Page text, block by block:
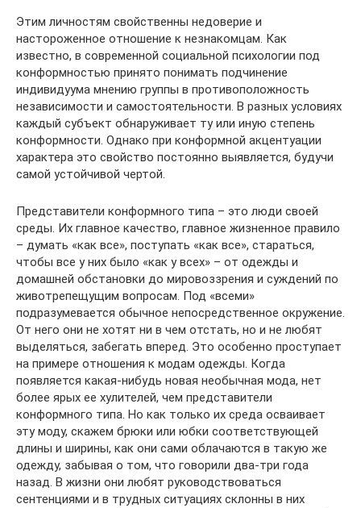
Этим личностям свойственны недоверие и
настороженное отношение к незнакомцам. Как
известно, в современной социальной психологии под
конформностью принято понимать подчинение
индивидуума мнению группы в противоположность
независимости и самостоятельности. В разных условиях
каждый субъект обнаруживает ту или иную степень
конформности. Однако при конформной акцентуации
характера это свойство постоянно выявляется, будучи
самой устойчивой чертой.
Представители конформного типа – это люди своей
среды. Их главное качество, главное жизненное правило
– думать «как все», поступать «как все», стараться,
чтобы все у них было «как у всех» – от одежды и
домашней обстановки до мировоззрения и суждений по
животрепещущим вопросам. Под «всеми»
подразумевается обычное непосредственное окружение.
От него они не хотят ни в чем отстать, но и не любят
выделяться, забегать вперед. Это особенно проступает
на примере отношения к модам одежды. Когда
появляется какая-нибудь новая необычная мода, нет
более ярых ее хулителей, чем представители
конформного типа. Но как только их среда осваивает
эту моду, скажем брюки или юбки соответствующей
длины и ширины, как они сами облачаются в такую же
одежду, забывая о том, что говорили два-три года
назад. В жизни они любят руководствоваться
сентенциями и в трудных ситуациях склонны в них